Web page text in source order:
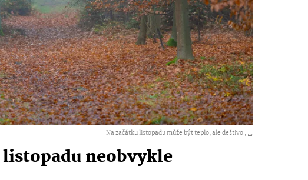
Na začátku listopadu může být teplo, ale deštivo ,...
neobvykle